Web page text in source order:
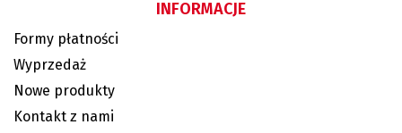
INFORMACJE
Formy płatności
Wyprzedaż
Nowe produkty
Kontakt z nami